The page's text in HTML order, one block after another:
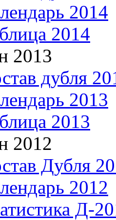
2014
2014
2013
дубля
2013
2013
2012
Дубля
2012
Д-